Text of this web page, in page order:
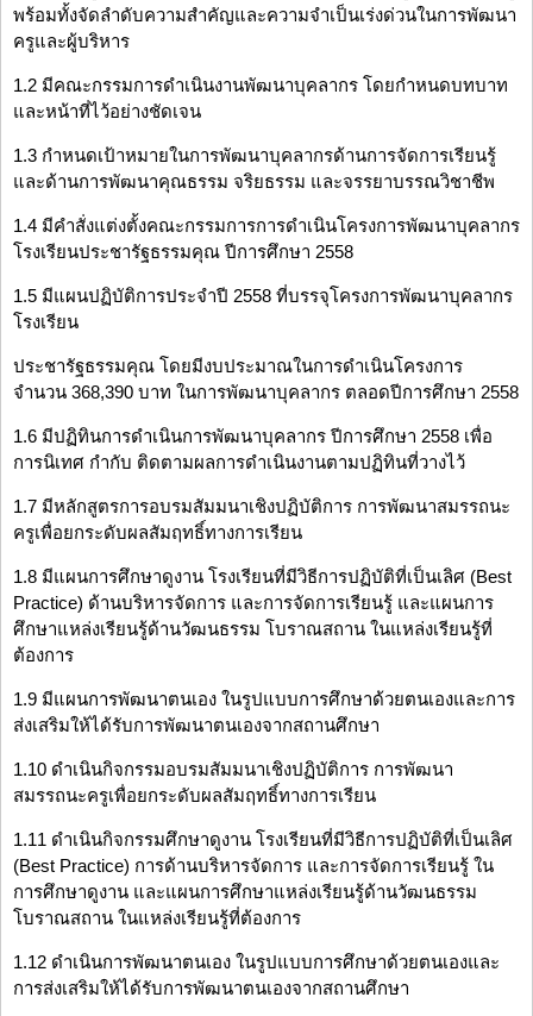
พร้อมทั้งจัดลำดับความสำคัญและความจำเป็นเร่งด่วนในการพัฒนา
ครูและผู้บริหาร
1.2 มีคณะกรรมการดำเนินงานพัฒนาบุคลากร โดยกำหนดบทบาท
และหน้าที่ไว้อย่างชัดเจน
1.3 กำหนดเป้าหมายในการพัฒนาบุคลากรด้านการจัดการเรียนรู้
และด้านการพัฒนาคุณธรรม จริยธรรม และจรรยาบรรณวิชาชีพ
1.4 มีคำสั่งแต่งตั้งคณะกรรมการการดำเนินโครงการพัฒนาบุคลากร
โรงเรียนประชารัฐธรรมคุณ ปีการศึกษา 2558
1.5 มีแผนปฏิบัติการประจำปี 2558 ที่บรรจุโครงการพัฒนาบุคลากร
โรงเรียน
ประชารัฐธรรมคุณ โดยมีงบประมาณในการดำเนินโครงการ
จำนวน 368,390 บาท ในการพัฒนาบุคลากร ตลอดปีการศึกษา 2558
1.6 มีปฏิทินการดำเนินการพัฒนาบุคลากร ปีการศึกษา 2558 เพื่อ
การนิเทศ กำกับ ติดตามผลการดำเนินงานตามปฏิทินที่วางไว้
1.7 มีหลักสูตรการอบรมสัมมนาเชิงปฏิบัติการ การพัฒนาสมรรถนะ
ครูเพื่อยกระดับผลสัมฤทธิ์ทางการเรียน
1.8 มีแผนการศึกษาดูงาน โรงเรียนที่มีวิธีการปฏิบัติที่เป็นเลิศ (Best
Practice) ด้านบริหารจัดการ และการจัดการเรียนรู้ และแผนการ
ศึกษาแหล่งเรียนรู้ด้านวัฒนธรรม โบราณสถาน ในแหล่งเรียนรู้ที่
ต้องการ
1.9 มีแผนการพัฒนาตนเอง ในรูปแบบการศึกษาด้วยตนเองและการ
ส่งเสริมให้ได้รับการพัฒนาตนเองจากสถานศึกษา
1.10 ดำเนินกิจกรรมอบรมสัมมนาเชิงปฏิบัติการ การพัฒนา
สมรรถนะครูเพื่อยกระดับผลสัมฤทธิ์ทางการเรียน
1.11 ดำเนินกิจกรรมศึกษาดูงาน โรงเรียนที่มีวิธีการปฏิบัติที่เป็นเลิศ
(Best Practice) การด้านบริหารจัดการ และการจัดการเรียนรู้ ใน
การศึกษาดูงาน และแผนการศึกษาแหล่งเรียนรู้ด้านวัฒนธรรม
โบราณสถาน ในแหล่งเรียนรู้ที่ต้องการ
1.12 ดำเนินการพัฒนาตนเอง ในรูปแบบการศึกษาด้วยตนเองและ
การส่งเสริมให้ได้รับการพัฒนาตนเองจากสถานศึกษา